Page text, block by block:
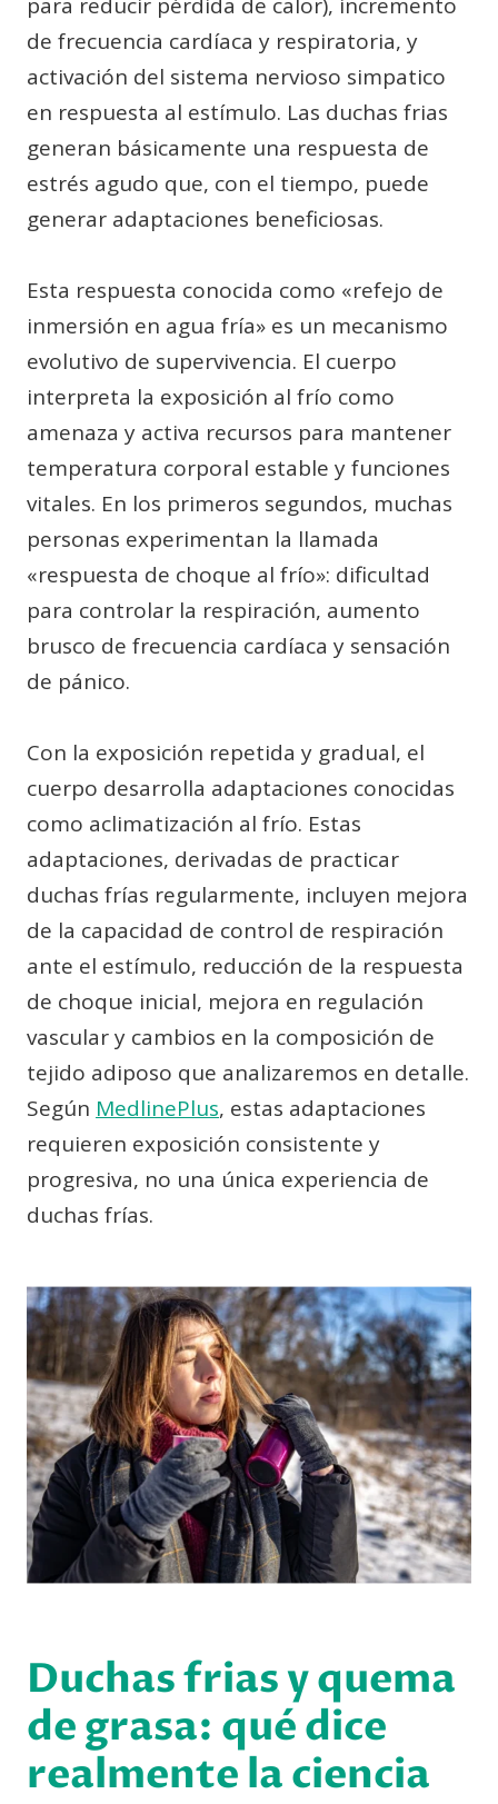
para reducir pérdida de calor), incremento
de frecuencia cardíaca y respiratoria, y
activación del sistema nervioso simpatico
en respuesta al estímulo. Las duchas frias
generan básicamente una respuesta de
estrés agudo que, con el tiempo, puede
generar adaptaciones beneficiosas.
Esta respuesta conocida como «refejo de
inmersión en agua fría» es un mecanismo
evolutivo de supervivencia. El cuerpo
interpreta la exposición al frío como
amenaza y activa recursos para mantener
temperatura corporal estable y funciones
vitales. En los primeros segundos, muchas
personas experimentan la llamada
«respuesta de choque al frío»: dificultad
para controlar la respiración, aumento
brusco de frecuencia cardíaca y sensación
de pánico.
Con la exposición repetida y gradual, el
cuerpo desarrolla adaptaciones conocidas
como aclimatización al frío. Estas
adaptaciones, derivadas de practicar
duchas frías regularmente, incluyen mejora
de la capacidad de control de respiración
ante el estímulo, reducción de la respuesta
de choque inicial, mejora en regulación
vascular y cambios en la composición de
tejido adiposo que analizaremos en detalle.
Según MedlinePlus, estas adaptaciones
requieren exposición consistente y
progresiva, no una única experiencia de
duchas frías.
Duchas frias y quema
de grasa: qué dice
realmente la ciencia